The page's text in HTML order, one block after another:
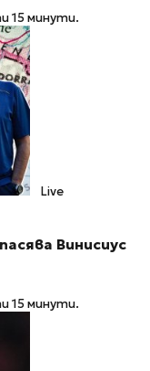
15 минути.
Live
Винисиус
15 минути.